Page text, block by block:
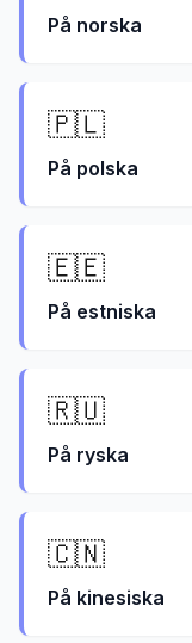
På norska
🇵🇱
På polska
🇪🇪
På estniska
🇷🇺
På ryska
🇨🇳
På kinesiska